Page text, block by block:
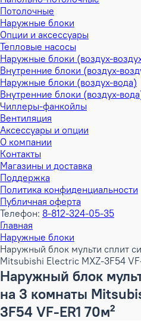
Потолочные
Наружные блоки
Опции и аксессуары
Тепловые насосы
Наружные блоки (воздух-
Внутренние блоки (воздух-
Наружные блоки (воздух-вода)
Внутренние блоки (воздух-
Чиллеры-фанкойлы
Вентиляция
Аксессуары и опции
О компании
Контакты
Магазины и доставка
Поддержка
Политика конфиденциальности
Публичная оферта
Телефон: 8-812-324-05-35
Главная
Наружные блоки
Наружный блок мульти сплит
Mitsubishi Electric MXZ-3F54
Наружный блок
на 3 комнаты
3F54 VF-ER1 70м²